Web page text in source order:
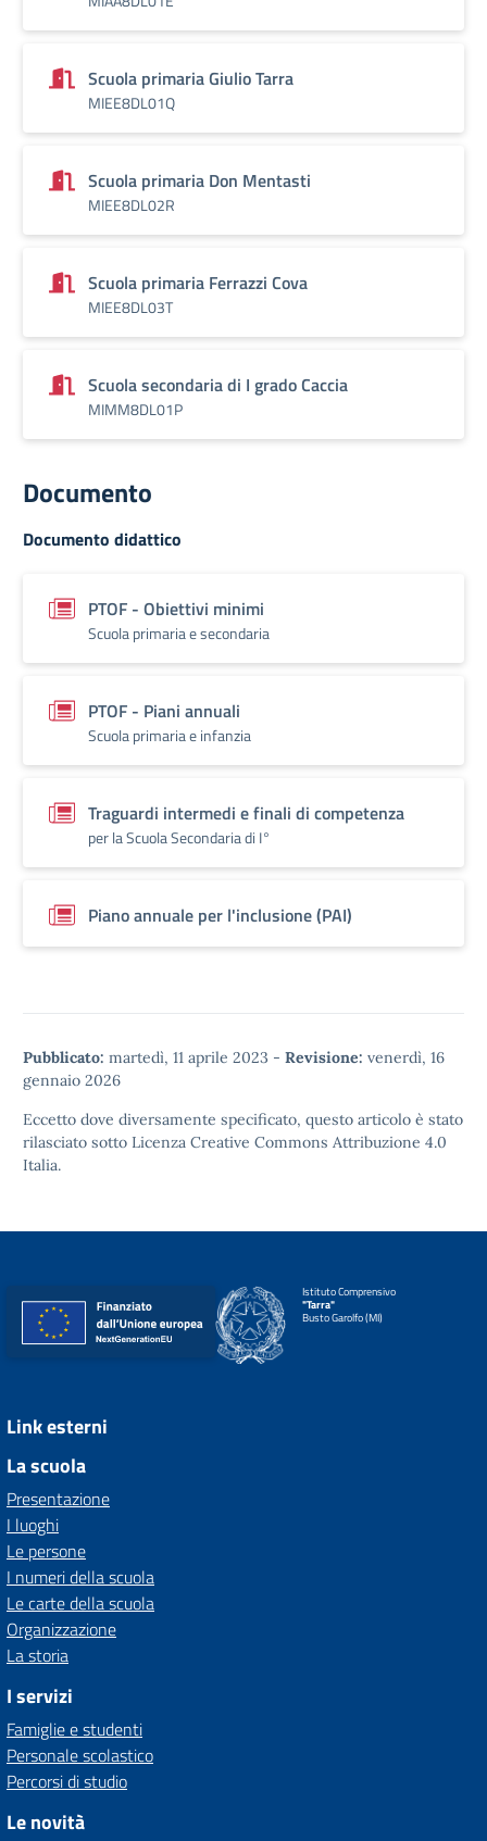
Scuola primaria Giulio Tarra
MIEE8DL01Q
Scuola primaria Don Mentasti
MIEE8DL02R
Scuola primaria Ferrazzi Cova
MIEE8DL03T
Scuola secondaria di I grado Caccia
MIMM8DL01P
Documento
Documento didattico
PTOF - Obiettivi minimi
Scuola primaria e secondaria
PTOF - Piani annuali
Scuola primaria e infanzia
Traguardi intermedi e finali di competenza
per la Scuola Secondaria di I°
Piano annuale per l'inclusione (PAI)
Pubblicato: martedì, 11 aprile 2023 - Revisione: venerdì, 16
gennaio 2026
Eccetto dove diversamente specificato, questo articolo è stato
rilasciato sotto Licenza Creative Commons Attribuzione 4.0
Italia.
Istituto Comprensivo
"Tarra"
Busto Garolfo (MI)
Link esterni
La scuola
Presentazione
I luoghi
Le persone
I numeri della scuola
Le carte della scuola
Organizzazione
La storia
I servizi
Famiglie e studenti
Personale scolastico
Percorsi di studio
Le novità